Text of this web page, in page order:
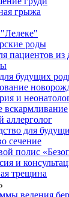
грыжа
роды
пациентов из
будущих
и
вскармливание
аллерголог
для
сечение
полис
и
трещина
ведения